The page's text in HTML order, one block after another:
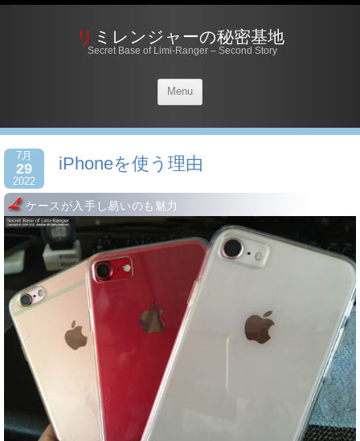
リミレンジャーの秘密基地
Secret Base of Limi-Ranger – Second Story
Menu
7月
29
2022
iPhoneを使う理由
ケースが入手し易いのも魅力